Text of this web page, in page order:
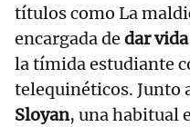
títulos como La
encargada de dar
la tímida estudiante
telequinéticos. Junto
Sloyan, una habitual